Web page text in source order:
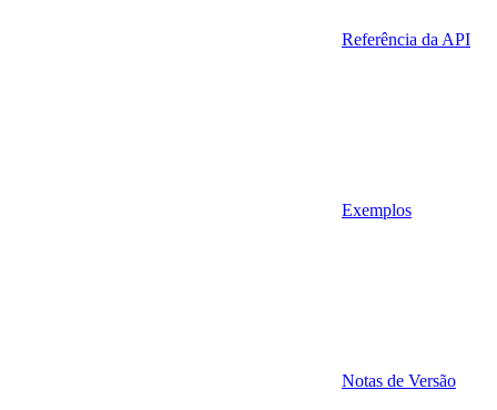
Referência da API
Exemplos
Notas de Versão